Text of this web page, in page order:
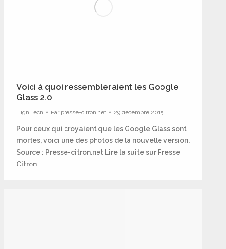
Voici à quoi ressembleraient les Google
Glass 2.0
High Tech Par presse-citron.net 29 décembre 2015
Pour ceux qui croyaient que les Google Glass sont
mortes, voici une des photos de la nouvelle version.
Source : Presse-citron.net Lire la suite sur Presse
Citron